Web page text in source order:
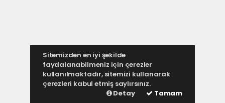
Sitemizden en iyi şekilde
faydalanabilmeniz için çerezler
kullanılmaktadır, sitemizi kullanarak
çerezleri kabul etmiş saylırsınız.
Detay
Tamam